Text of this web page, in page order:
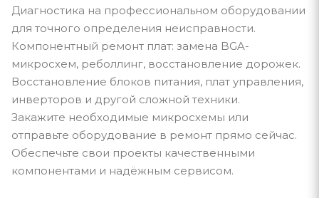
Диагностика на профессиональном оборудовании
для точного определения неисправности.
Компонентный ремонт плат: замена BGA-
микросхем, реболлинг, восстановление дорожек.
Восстановление блоков питания, плат управления,
инверторов и другой сложной техники.
Закажите необходимые микросхемы или
отправьте оборудование в ремонт прямо сейчас.
Обеспечьте свои проекты качественными
компонентами и надёжным сервисом.